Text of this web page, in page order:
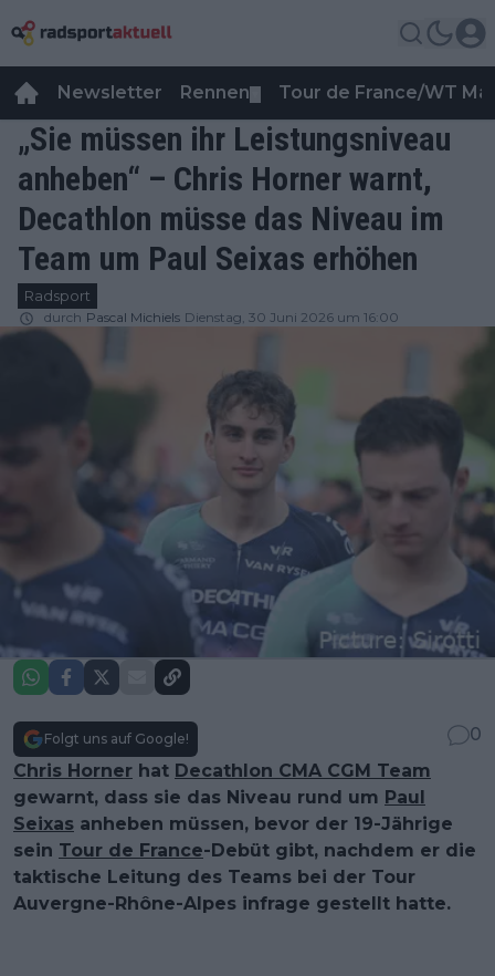
Newsletter Rennen Tour de France/WT
„Sie müssen ihr Leistungsniveau
anheben“ – Chris Horner warnt,
Decathlon müsse das Niveau im
Team um Paul Seixas erhöhen
Radsport
durch Pascal Michiels Dienstag, 30 Juni 2026 um 16:00
Folgt uns auf Google!
0
Chris Horner hat Decathlon CMA CGM Team
gewarnt, dass sie das Niveau rund um Paul
Seixas anheben müssen, bevor der 19-Jährige
sein Tour de France-Debüt gibt, nachdem er die
taktische Leitung des Teams bei der Tour
Auvergne-Rhône-Alpes infrage gestellt hatte.